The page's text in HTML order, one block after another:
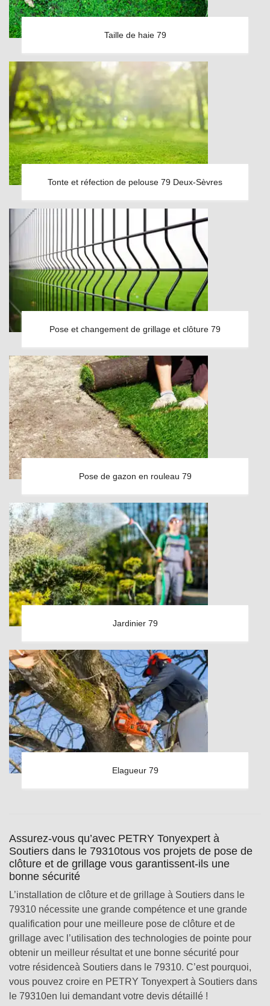
Taille de haie 79
Tonte et réfection de pelouse 79 Deux-Sèvres
Pose et changement de grillage et clôture 79
Pose de gazon en rouleau 79
Jardinier 79
Elagueur 79
Assurez-vous qu’avec PETRY Tonyexpert à
Soutiers dans le 79310tous vos projets de pose de
clôture et de grillage vous garantissent-ils une
bonne sécurité
L’installation de clôture et de grillage à Soutiers dans le
79310 nécessite une grande compétence et une grande
qualification pour une meilleure pose de clôture et de
grillage avec l’utilisation des technologies de pointe pour
obtenir un meilleur résultat et une bonne sécurité pour
votre résidenceà Soutiers dans le 79310. C’est pourquoi,
vous pouvez croire en PETRY Tonyexpert à Soutiers dans
le 79310en lui demandant votre devis détaillé !